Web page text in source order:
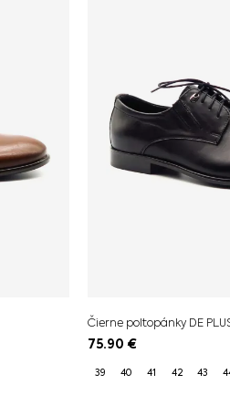
Čierne poltopánky DE
75.90 €
39 40 41 42 43